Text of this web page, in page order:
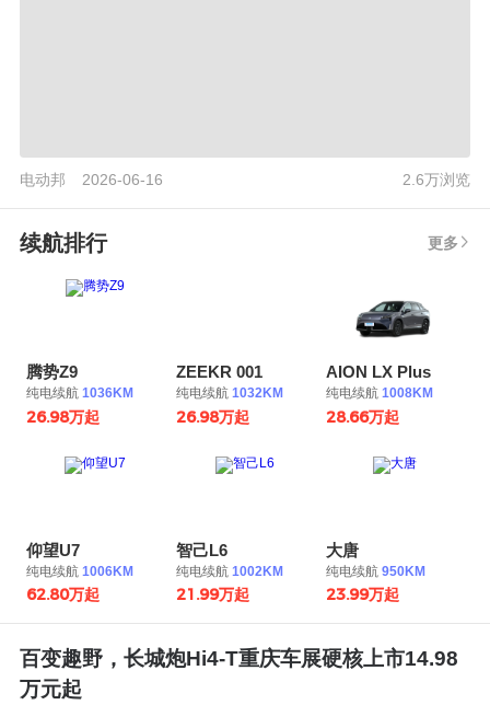
电动邦 2026-06-16 2.6万浏览
续航排行 更多 
腾势Z9
纯电续航 1036KM
26.98万起
ZEEKR 001
纯电续航1032KM
26.98万起
AION LX Plus
纯电续航1008KM
28.66万起
仰望U7
纯电续航 1006KM
62.80万起
智己L6
纯电续航1002KM
21.99万起
大唐
纯电续航950KM
23.99万起
百变趣野，长城炮Hi4-T重庆车展硬核上市14.98
万元起